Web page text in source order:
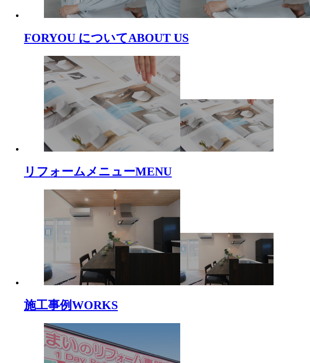
FORYOU についてABOUT US
リフォームメニューMENU
施工事例WORKS